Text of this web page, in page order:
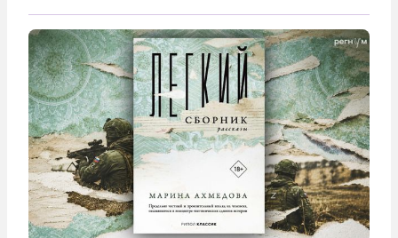
буквально теряют рассудок от ненависти к
украинским беженцам, и каждый новый случай
по-своему...